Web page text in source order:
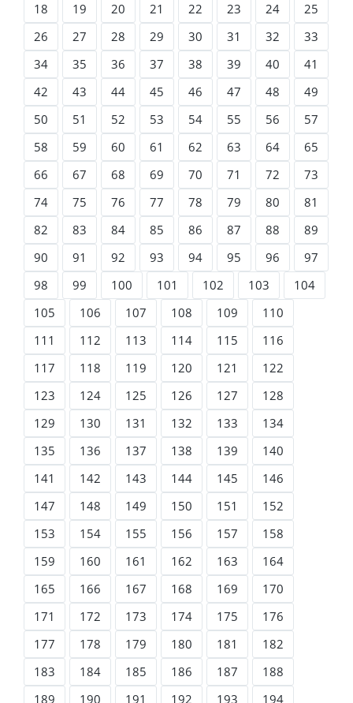
18
19 20 21 22 23 24
25
26
27 28 29 30 31 32
33
34
35 36 37 38 39 40
41
42
43 44 45 46 47 48
49
50
51 52 53 54 55 56
57
58
59 60 61 62 63 64
65
66
67 68 69 70 71 72
73
74
75 76 77 78 79 80
81
82
83 84 85 86 87 88
89
90
91 92 93 94 95 96
97
98
99 100 101 102 103
104
105
106 107 108 109
110
111
112 113 114 115
116
117
118 119 120 121
122
123
124 125 126 127
128
129
130 131 132 133
134
135
136 137 138 139
140
141
142 143 144 145
146
147
148 149 150 151
152
153
154 155 156 157
158
159
160 161 162 163
164
165
166 167 168 169
170
171
172 173 174 175
176
177
178 179 180 181
182
183
184 185 186 187
188
189
190 191 192 193
194